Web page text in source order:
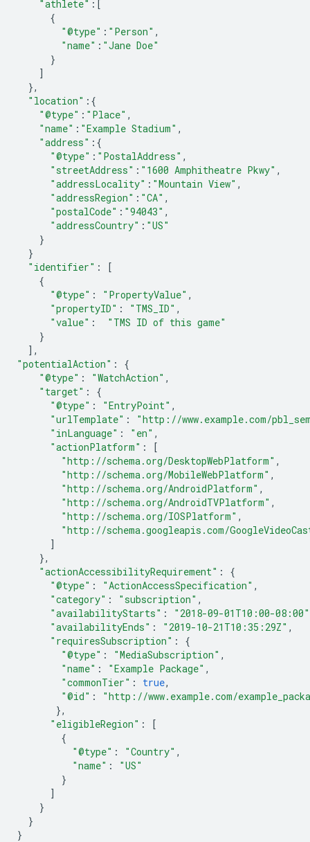
"athlete" : [
{
"@type" : "Person" ,
"name" : "Jane Doe"
}
]
},
"location" :{
"@type" : "Place" ,
"name" : "Example Stadium" ,
"address" :{
"@type" : "PostalAddress" ,
"streetAddress" : "1600 Amphitheatre Pkwy" ,
"addressLocality" : "Mountain View" ,
"addressRegion" : "CA" ,
"postalCode" : "94043" ,
"addressCountry" : "US"
}
}
"identifier" :
[
{
"@type" : "PropertyValue" ,
"propertyID" : "TMS_ID" ,
"value" :
"TMS ID of this game"
}
] ,
"potentialAction" :
{
"@type" : "WatchAction" ,
"target" :
{
"@type" : "EntryPoint" ,
"urlTemplate" :
"http://www.example.com/
"inLanguage" : "en" ,
"actionPlatform" :
[
"http://schema.org/DesktopWebPlatform" ,
"http://schema.org/MobileWebPlatform" ,
"http://schema.org/AndroidPlatform" ,
"http://schema.org/AndroidTVPlatform" ,
"http://schema.org/IOSPlatform" ,
"http://schema.googleapis.com/
]
},
"actionAccessibilityRequirement" :
{
"@type" : "ActionAccessSpecification" ,
"category" : "subscription" ,
"availabilityStarts" :
"2018-09-01T10:00-08:00"
"availabilityEnds" : "2019-10-21T10:35:29Z" ,
"requiresSubscription" :
{
"@type" : "MediaSubscription" ,
"name" : "Example Package" ,
"commonTier" : true,
"@id" :
"http://www.example.com/
},
"eligibleRegion" :
[
{
"@type" : "Country" ,
"name" :
"US"
}
]
}
}
}